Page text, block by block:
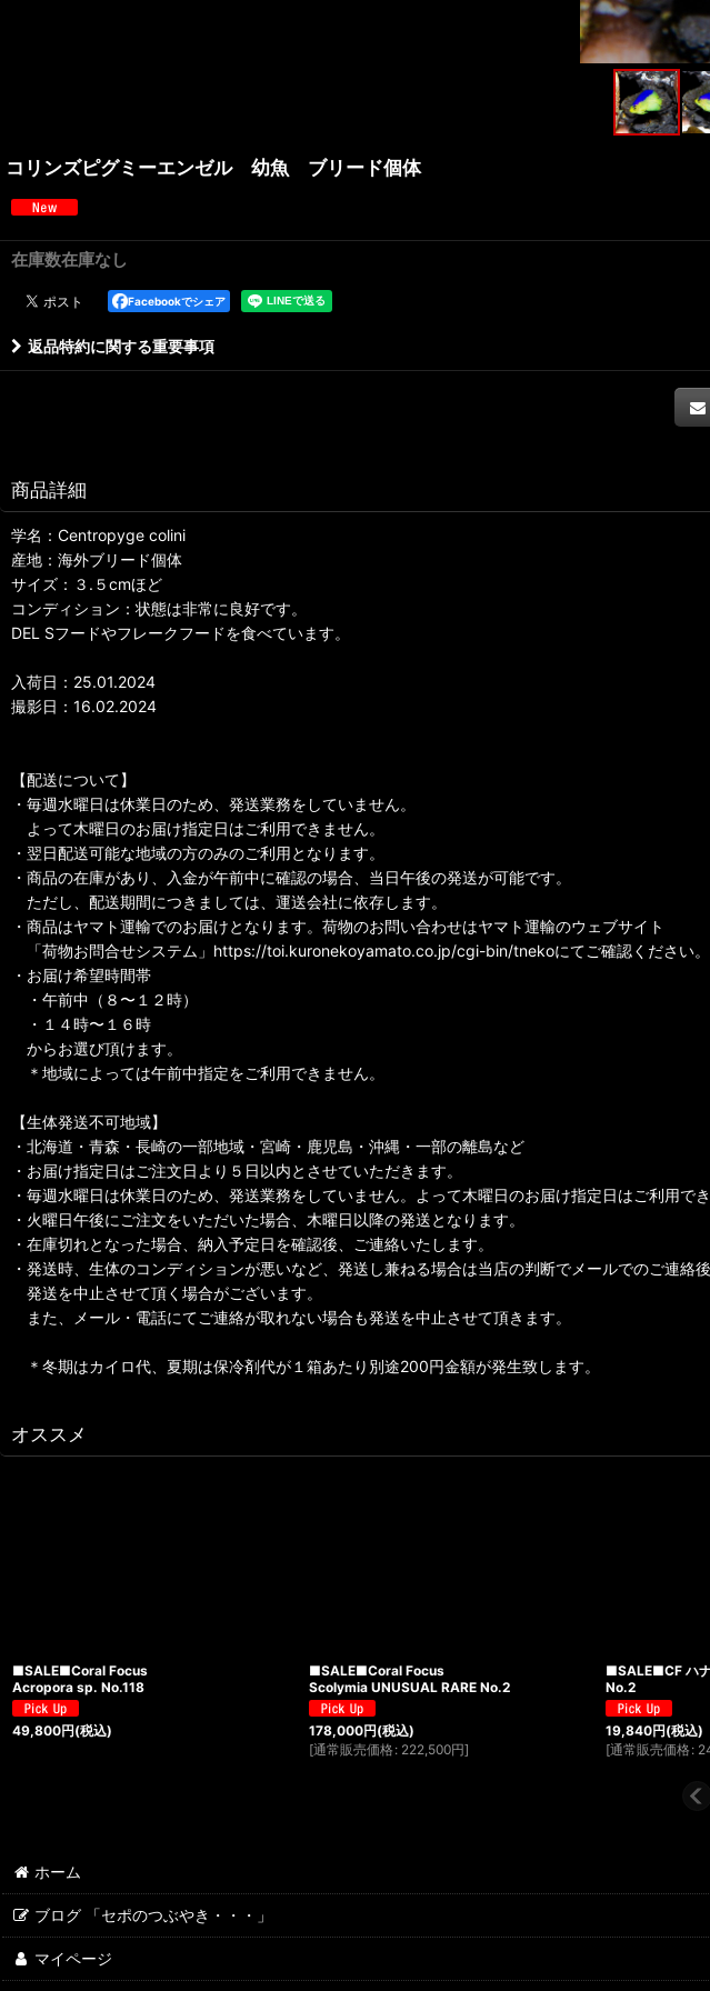
コリンズピグミーエンゼル 幼魚 ブリード個体
在庫数在庫なし
Facebookでシェア
返品特約に関する重要事項
商品詳細
学名：Centropyge colini
産地：海外ブリード個体
サイズ：３.５cmほど
コンディション：状態は非常に良好です。
DEL Sフードやフレークフードを食べています。
入荷日：25.01.2024
撮影日：16.02.2024
【配送について】
・毎週水曜日は休業日のため、発送業務をしていません。
よって木曜日のお届け指定日はご利用できません。
・翌日配送可能な地域の方のみのご利用となります。
・商品の在庫があり、入金が午前中に確認の場合、当日午後の発送が可能です。
ただし、配送期間につきましては、運送会社に依存します。
・商品はヤマト運輸でのお届けとなります。荷物のお問い合わせはヤマト運輸のウェブサイト
「荷物お問合せシステム」https://toi.kuronekoyamato.co.jp/cgi-bin/tnekoにてご確認ください。
・お届け希望時間帯
・午前中（８〜１２時）
・１４時〜１６時
からお選び頂けます。
＊地域によっては午前中指定をご利用できません。
【生体発送不可地域】
・北海道・青森・長崎の一部地域・宮崎・鹿児島・沖縄・一部の離島など
・お届け指定日はご注文日より５日以内とさせていただきます。
・毎週水曜日は休業日のため、発送業務をしていません。よって木曜日のお届け指定日はご利用でき
・火曜日午後にご注文をいただいた場合、木曜日以降の発送となります。
・在庫切れとなった場合、納入予定日を確認後、ご連絡いたします。
・発送時、生体のコンディションが悪いなど、発送し兼ねる場合は当店の判断でメールでのご連絡後
発送を中止させて頂く場合がございます。
また、メール・電話にてご連絡が取れない場合も発送を中止させて頂きます。
＊冬期はカイロ代、夏期は保冷剤代が１箱あたり別途200円金額が発生致します。
オススメ
■SALE■Coral Focus
Acropora sp. No.118
49,800円(税込)
■SALE■Coral Focus
Scolymia UNUSUAL RARE No.2
178,000円(税込)
[通常販売価格 : 222,500円]
■SALE■CF ハ
No.2
19,840円(税込)
[通常販売価格 :
ホーム
ブログ 「セポのつぶやき・・・」
マイページ